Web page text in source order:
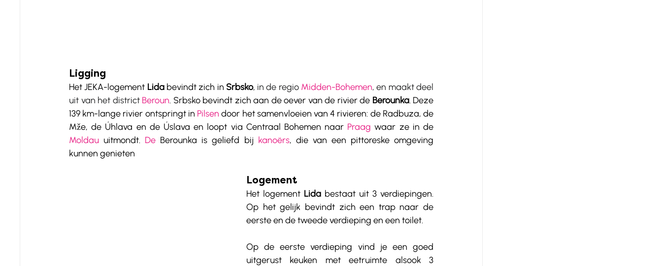
Ligging
Het JEKA-logement Lida bevindt zich in Srbsko, in de regio Midden-Bohemen, en maakt deel
uit van het district Beroun. Srbsko bevindt zich aan de oever van de rivier de Berounka. Deze
139 km-lange rivier ontspringt in Pilsen door het samenvloeien van 4 rivieren: de Radbuza, de
Mže, de Úhlava en de Úslava en loopt via Centraal Bohemen naar Praag
Moldau uitmondt. De Berounka is geliefd bij kanoërs, die van een pittoreske omgeving
kunnen genieten
Logement
Het logement Lida bestaat uit 3 verdiepingen.
Op het gelijk bevindt zich een trap naar de
eerste en de tweede verdieping en een toilet.
Op de eerste verdieping vind je een goed
uitgerust keuken met eetruimte alsook 3